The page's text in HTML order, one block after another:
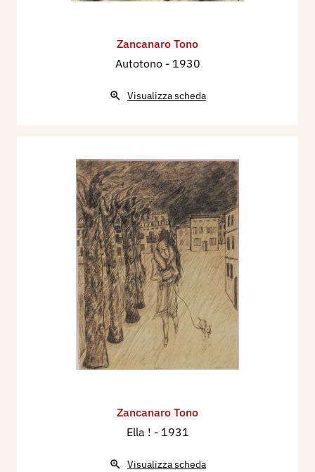
Zancanaro Tono
Autotono - 1930
Visualizza scheda
Zancanaro Tono
Ella ! - 1931
Visualizza scheda